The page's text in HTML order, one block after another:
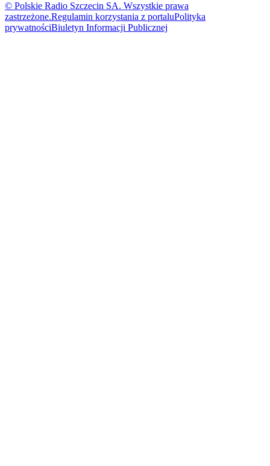
© Polskie Radio Szczecin SA. Wszystkie prawa
zastrzeżone.Regulamin korzystania z portaluPolityka
prywatnościBiuletyn Informacji Publicznej